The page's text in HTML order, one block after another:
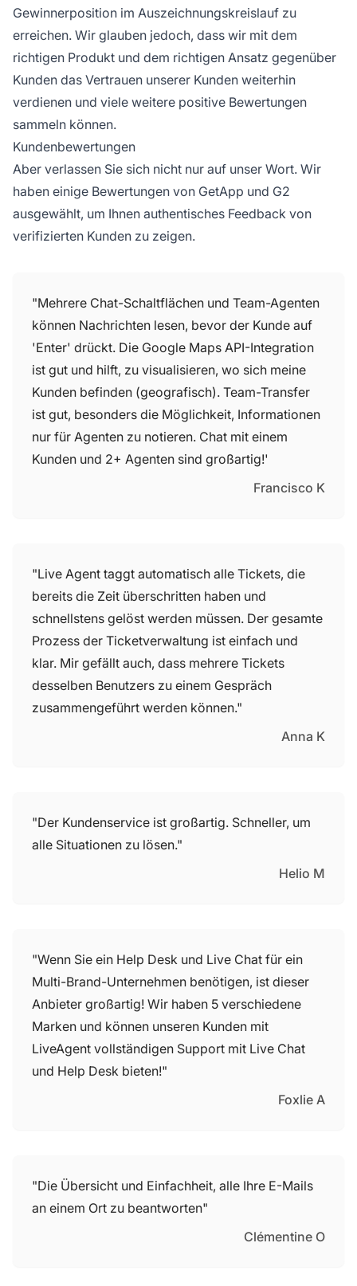
Gewinnerposition im Auszeichnungskreislauf zu
erreichen. Wir glauben jedoch, dass wir mit dem
richtigen Produkt und dem richtigen Ansatz gegenüber
Kunden das Vertrauen unserer Kunden weiterhin
verdienen und viele weitere positive Bewertungen
sammeln können.
Kundenbewertungen
Aber verlassen Sie sich nicht nur auf unser Wort. Wir
haben einige Bewertungen von GetApp und G2
ausgewählt, um Ihnen authentisches Feedback von
verifizierten Kunden zu zeigen.
"Mehrere Chat-Schaltflächen und Team-Agenten
können Nachrichten lesen, bevor der Kunde auf
'Enter' drückt. Die Google Maps API-Integration
ist gut und hilft, zu visualisieren, wo sich meine
Kunden befinden (geografisch). Team-Transfer
ist gut, besonders die Möglichkeit, Informationen
nur für Agenten zu notieren. Chat mit einem
Kunden und 2+ Agenten sind großartig!'
Francisco K
"Live Agent taggt automatisch alle Tickets, die
bereits die Zeit überschritten haben und
schnellstens gelöst werden müssen. Der gesamte
Prozess der Ticketverwaltung ist einfach und
klar. Mir gefällt auch, dass mehrere Tickets
desselben Benutzers zu einem Gespräch
zusammengeführt werden können."
Anna K
"Der Kundenservice ist großartig. Schneller, um
alle Situationen zu lösen."
Helio M
"Wenn Sie ein Help Desk und Live Chat für ein
Multi-Brand-Unternehmen benötigen, ist dieser
Anbieter großartig! Wir haben 5 verschiedene
Marken und können unseren Kunden mit
LiveAgent vollständigen Support mit Live Chat
und Help Desk bieten!"
Foxlie A
"Die Übersicht und Einfachheit, alle Ihre E-Mails
an einem Ort zu beantworten"
Clémentine O